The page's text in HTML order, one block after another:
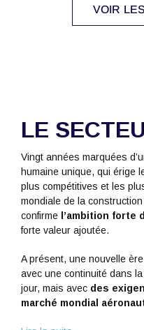
VOIR
LE
Vingt années marquées
humaine unique, qui érige
plus compétitives et les
mondiale de la
confirme l’ambition forte
forte valeur ajoutée.
A présent, une nouvelle
avec une continuité dans
jour, mais avec des
marché mondial